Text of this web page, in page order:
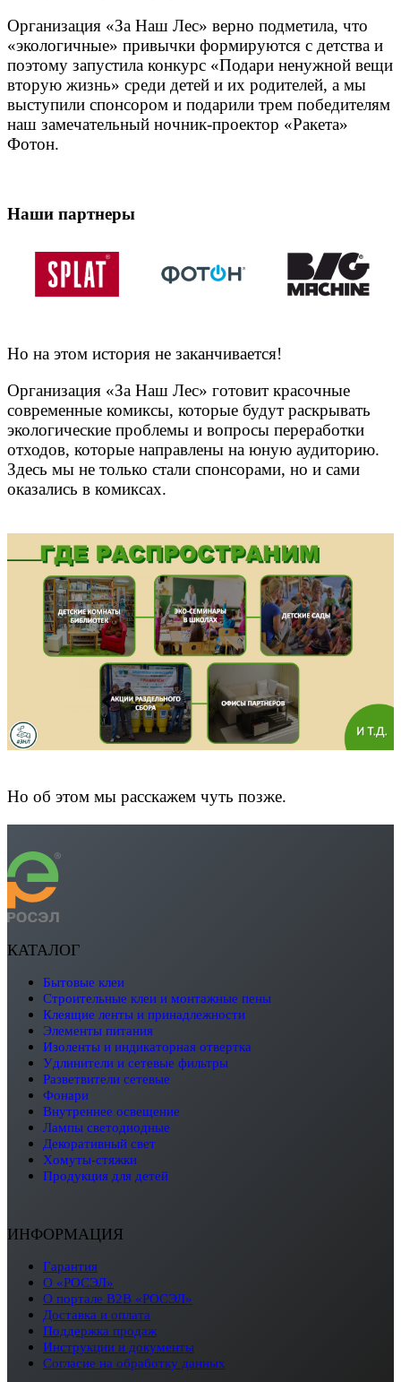
Организация «За Наш Лес» верно подметила, что
«экологичные» привычки формируются с детства и
поэтому запустила конкурс «Подари ненужной вещи
вторую жизнь» среди детей и их родителей, а мы
выступили спонсором и подарили трем победителям
наш замечательный ночник-проектор «Ракета»
Фотон.
Наши партнеры
Но на этом история не заканчивается!
Организация «За Наш Лес» готовит красочные
современные комиксы, которые будут раскрывать
экологические проблемы и вопросы переработки
отходов, которые направлены на юную аудиторию.
Здесь мы не только стали спонсорами, но и сами
оказались в комиксах.
Но об этом мы расскажем чуть позже.
КАТАЛОГ
бытовые клеи
строительные клеи и монтажные пены
клеящие ленты и принадлежности
элементы питания
изоленты и индикаторная отвертка
удлинители и сетевые фильтры
разветвители сетевые
фонари
внутреннее освещение
лампы светодиодные
декоративный свет
хомуты-стяжки
продукция для детей
ИНФОРМАЦИЯ
Гарантия
О «РОСЭЛ»
О портале B2B «РОСЭЛ»
Доставка и оплата
Поддержка продаж
Инструкции и документы
Согласие на обработку данных